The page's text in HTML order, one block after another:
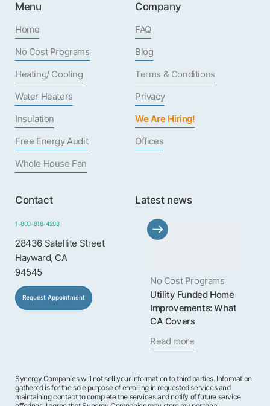
Menu
Home
No Cost Programs
Heating/ Cooling
Water Heaters
Insulation
Free Energy Audit
Whole House Fan
Company
FAQ
Blog
Terms & Conditions
Privacy
We Are Hiring!
Offices
Contact
1-800-818-4298
28436 Satellite Street
Hayward, CA
94545
Request Appointment
Latest news
No Cost Programs
Utility Funded Home
Improvements: What
CA Covers
Read more
Synergy Companies will not sell your information to third parties. Information
gathered is for the sole purpose of enrolling in requested services and
maintaining contact to complete the services and notify of future service